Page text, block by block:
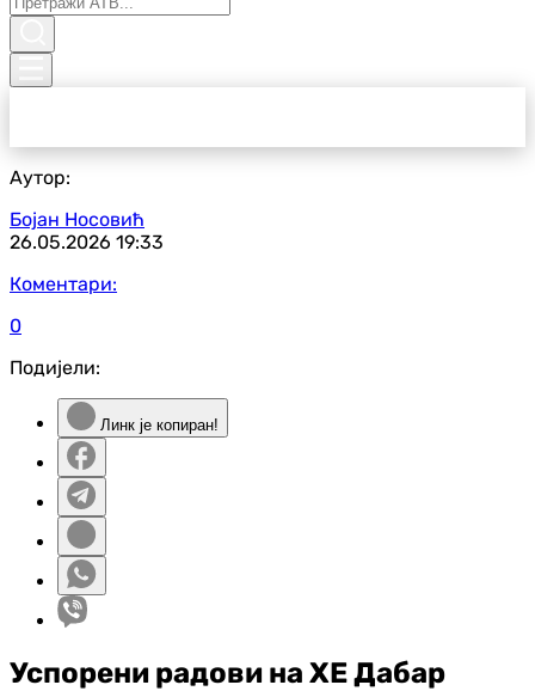
Аутор:
Бојан Носовић
26.05.2026 19:33
Коментари:
0
Подијели:
Линк је копиран!
Успорени радови на ХЕ Дабар